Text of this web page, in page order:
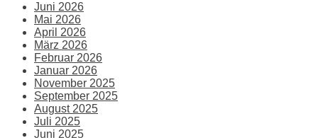
Juni 2026
Mai 2026
April 2026
März 2026
Februar 2026
Januar 2026
November 2025
September 2025
August 2025
Juli 2025
Juni 2025